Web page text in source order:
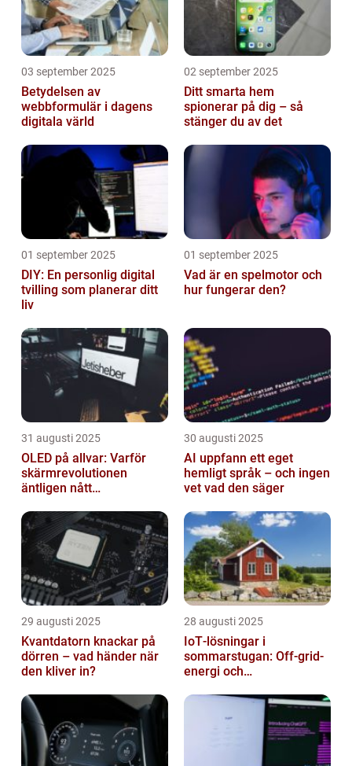
03 september 2025
Betydelsen av
webbformulär i dagens
digitala värld
02 september 2025
Ditt smarta hem
spionerar på dig – så
stänger du av det
01 september 2025
DIY: En personlig digital
tvilling som planerar ditt
liv
01 september 2025
Vad är en spelmotor och
hur fungerar den?
31 augusti 2025
OLED på allvar: Varför
skärmrevolutionen
äntligen nått
30 augusti 2025
AI uppfann ett eget
hemligt språk – och ingen
vet vad den säger
29 augusti 2025
Kvantdatorn knackar på
dörren – vad händer när
den kliver in?
28 augusti 2025
IoT‑lösningar i
sommarstugan: Off‑grid-
energi och